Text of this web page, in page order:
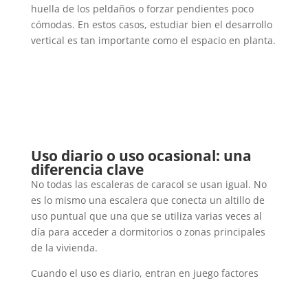
huella de los peldaños o forzar pendientes poco
cómodas. En estos casos, estudiar bien el desarrollo
vertical es tan importante como el espacio en planta.
Uso diario o uso ocasional: una
diferencia clave
No todas las escaleras de caracol se usan igual. No
es lo mismo una escalera que conecta un altillo de
uso puntual que una que se utiliza varias veces al
día para acceder a dormitorios o zonas principales
de la vivienda.
Cuando el uso es diario, entran en juego factores